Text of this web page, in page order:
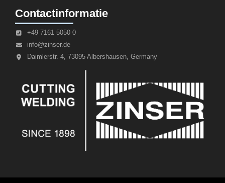
Contactinformatie
+49 7161 5050 0
info@zinser.de
Daimlerstr. 4, 73095 Albershausen, Germany